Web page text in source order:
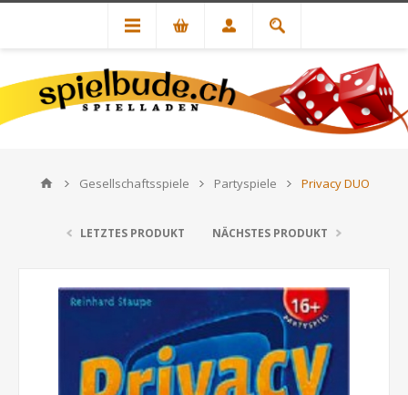
Gesellschaftsspiele Partyspiele Privacy DUO
LETZTES PRODUKT NÄCHSTES PRODUKT